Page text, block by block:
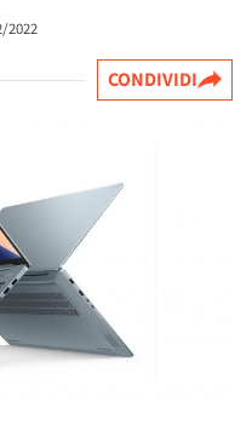
2022
CONDIVIDI